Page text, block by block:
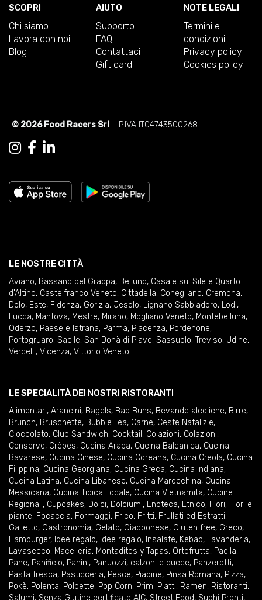
SCOPRI
Chi siamo
Lavora con noi
Blog
AIUTO
Supporto
FAQ
Contattaci
Gift card
NOTE LEGALI
Termini e
condizioni
Privacy policy
Cookies policy
© 2026 Food Racers Srl - P.IVA IT04743500268
LE NOSTRE CITTÀ
Aviano, Bassano del Grappa, Belluno, Casale sul Sile e Quarto
d'Altino, Castelfranco Veneto, Cittadella, Conegliano, Cremona,
Dolo, Este, Fidenza, Gorizia, Jesolo, Lignano Sabbiadoro, Lodi,
Lucca, Mantova, Mestre, Mirano, Mogliano Veneto, Montebelluna,
Oderzo, Paese e Istrana, Parma, Piacenza, Pordenone,
Portogruaro, Sacile, San Donà di Piave, Sassuolo, Treviso, Udine,
Vercelli, Vicenza, Vittorio Veneto
LE SPECIALITÀ DEI NOSTRI RISTORANTI
Alimentari, Arancini, Bagels, Bao Buns, Bevande alcoliche, Birre,
Brunch, Bruschette, Bubble Tea, Carne, Ceste Natalizie,
Cioccolato, Club Sandwich, Cocktail , Colazioni, Colazioni,
Conserve, Crêpes, Cucina Araba, Cucina Balcanica, Cucina
Bavarese, Cucina Cinese, Cucina Coreana, Cucina Creola, Cucina
Filippina, Cucina Georgiana, Cucina Greca, Cucina Indiana,
Cucina Latina, Cucina Libanese, Cucina Marocchina, Cucina
Messicana, Cucina Tipica Locale, Cucina Vietnamita, Cucine
Regionali, Cupcakes, Dolci, Dolciumi, Enoteca, Etnico, Fiori, Fiori e
piante, Focaccia, Formaggi, Frico, Fritti, Frullati ed Estratti,
Galletto, Gastronomia, Gelato, Giapponese, Gluten free, Greco,
Hamburger, Idee regalo, Idee regalo, Insalate, Kebab, Lavanderia,
Lavasecco, Macelleria, Montaditos y Tapas, Ortofrutta, Paella,
Pane, Panificio, Panini, Panuozzi, calzoni e pucce, Panzerotti,
Pasta fresca, Pasticceria, Pesce, Piadine, Pinsa Romana, Pizza,
Pokè, Polenta, Polpette, Pop Corn, Primi Piatti, Ramen, Ristoranti,
Salumi, Senza Glutine certificato AIC, Street Food, Sughi Pronti,